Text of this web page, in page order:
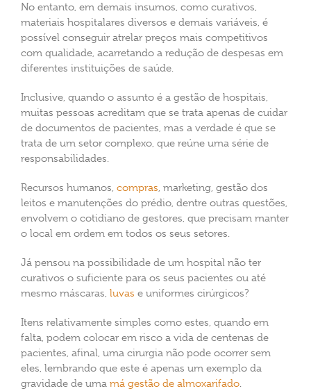
No entanto, em demais insumos, como curativos,
materiais hospitalares diversos e demais variáveis, é
possível conseguir atrelar preços mais competitivos
com qualidade, acarretando a redução de despesas em
diferentes instituições de saúde.
Inclusive, quando o assunto é a gestão de hospitais,
muitas pessoas acreditam que se trata apenas de cuidar
de documentos de pacientes, mas a verdade é que se
trata de um setor complexo, que reúne uma série de
responsabilidades.
Recursos humanos, compras, marketing, gestão dos
leitos e manutenções do prédio, dentre outras questões,
envolvem o cotidiano de gestores, que precisam manter
o local em ordem em todos os seus setores.
Já pensou na possibilidade de um hospital não ter
curativos o suficiente para os seus pacientes ou até
mesmo máscaras, luvas e uniformes cirúrgicos?
Itens relativamente simples como estes, quando em
falta, podem colocar em risco a vida de centenas de
pacientes, afinal, uma cirurgia não pode ocorrer sem
eles, lembrando que este é apenas um exemplo da
gravidade de uma má gestão de almoxarifado.